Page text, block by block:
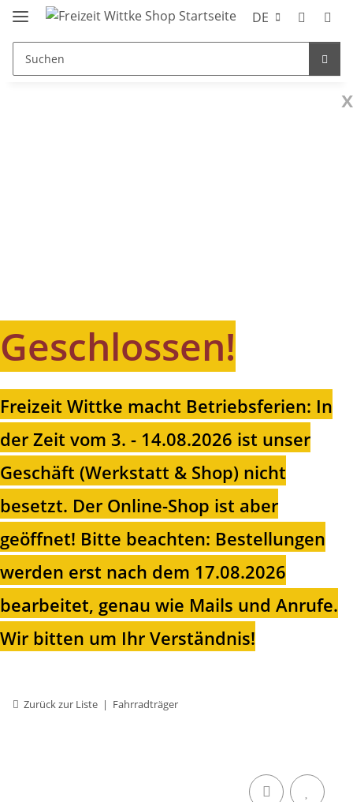
DE
x
Geschlossen!
Freizeit Wittke macht Betriebsferien: In
der Zeit vom 3. - 14.08.2026 ist unser
Geschäft (Werkstatt & Shop) nicht
besetzt. Der Online-Shop ist aber
geöffnet! Bitte beachten: Bestellungen
werden erst nach dem 17.08.2026
bearbeitet, genau wie Mails und Anrufe.
Wir bitten um Ihr Verständnis!
Zurück zur Liste Fahrradträger